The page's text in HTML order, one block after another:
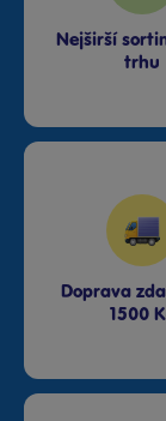
Nejširší
trhu
Doprava
1500